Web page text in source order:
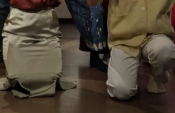
CAMPFIRE for
CAMPFIREふる